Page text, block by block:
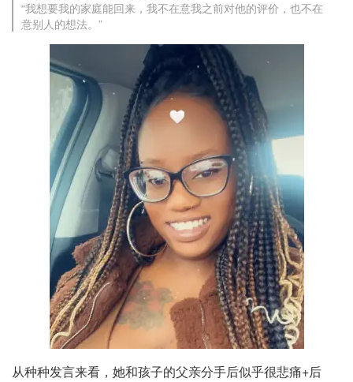
“我想要我的家庭能回来，我不在意我之前对他的评价，也不在
意别人的想法。”
从种种发言来看，她和孩子的父亲分手后似乎很悲痛+后